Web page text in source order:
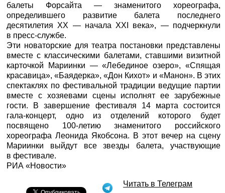
балеты Форсайта — знаменитого хореографа,
определившего развитие балета последнего
десятилетия ХХ — начала XXI века», — подчеркнули
в пресс-службе.
Эти новаторские для театра постановки представлены
вместе с классическими балетами, ставшими визитной
карточкой Мариинки — «Лебединое озеро», «Спящая
красавица», «Баядерка», «Дон Кихот» и «Манон». В этих
спектаклях по фестивальной традиции ведущие партии
вместе с хозяевами сцены исполнят ее зарубежные
гости. В завершение фестиваля 14 марта состоится
гала-концерт, одно из отделений которого будет
посвящено 100-летию знаменитого российского
хореографа Леонида Якобсона. В этот вечер на сцену
Мариинки выйдут все звезды балета, участвующие
в фестивале.
РИА «Новости»
Читать в Телеграм